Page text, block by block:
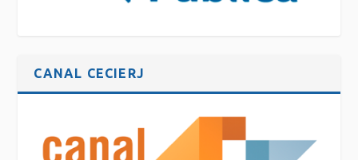
CANAL CECIERJ